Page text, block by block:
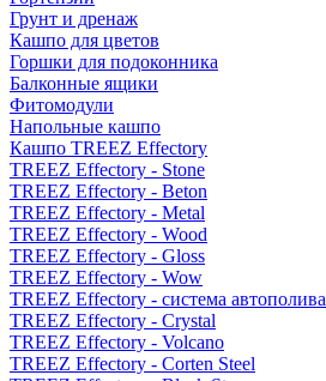
Грунт и дренаж
Кашпо для цветов
Горшки для подоконника
Балконные ящики
Фитомодули
Напольные кашпо
Кашпо TREEZ Effectory
TREEZ Effectory - Stone
TREEZ Effectory - Beton
TREEZ Effectory - Metal
TREEZ Effectory - Wood
TREEZ Effectory - Gloss
TREEZ Effectory - Wow
TREEZ Effectory - система автополива
TREEZ Effectory - Crystal
TREEZ Effectory - Volcano
TREEZ Effectory - Corten Steel